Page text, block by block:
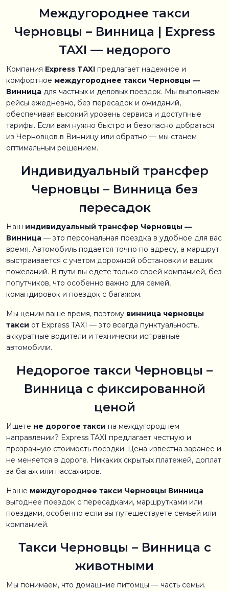
Междугороднее такси
Черновцы – Винница | Express
TAXI — недорого
Компания Express TAXI предлагает надежное и
комфортное междугороднее такси Черновцы —
Винница для частных и деловых поездок. Мы выполняем
рейсы ежедневно, без пересадок и ожиданий,
обеспечивая высокий уровень сервиса и доступные
тарифы. Если вам нужно быстро и безопасно добраться
из Черновцов в Винницу или обратно — мы станем
оптимальным решением.
Индивидуальный трансфер
Черновцы – Винница без
пересадок
Наш индивидуальный трансфер Черновцы —
Винница — это персональная поездка в удобное для вас
время. Автомобиль подается точно по адресу, а маршрут
выстраивается с учетом дорожной обстановки и ваших
пожеланий. В пути вы едете только своей компанией, без
попутчиков, что особенно важно для семей,
командировок и поездок с багажом.
Мы ценим ваше время, поэтому винница черновцы
такси от Express TAXI — это всегда пунктуальность,
аккуратные водители и технически исправные
автомобили.
Недорогое такси Черновцы –
Винница с фиксированной
ценой
Ищете не дорогое такси на междугороднем
направлении? Express TAXI предлагает честную и
прозрачную стоимость поездки. Цена известна заранее и
не меняется в дороге. Никаких скрытых платежей, доплат
за багаж или пассажиров.
Наше междугороднее такси Черновцы Винница
выгоднее поездок с пересадками, маршрутками или
поездами, особенно если вы путешествуете семьей или
компанией.
Такси Черновцы – Винница с
животными
Мы понимаем, что домашние питомцы — часть семьи.